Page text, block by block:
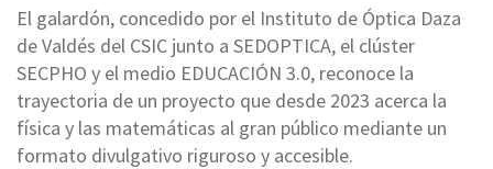
El galardón, concedido por el Instituto de Óptica Daza
de Valdés del CSIC junto a SEDOPTICA, el clúster
SECPHO y el medio EDUCACIÓN 3.0, reconoce la
trayectoria de un proyecto que desde 2023 acerca la
física y las matemáticas al gran público mediante un
formato divulgativo riguroso y accesible.